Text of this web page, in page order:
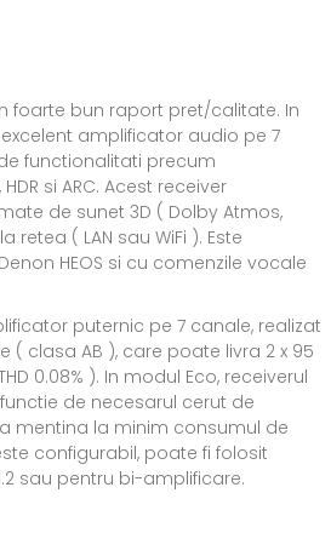
foarte bun raport pret/calitate. In
amplificator audio pe 7
functionalitati precum
si ARC. Acest receiver
de sunet 3D ( Dolby Atmos,
retea ( LAN sau WiFi ). Este
HEOS si cu comenzile vocale
puternic pe 7 canale, realizat
clasa AB ), care poate livra 2 x 95
0.08% ). In modul Eco, receiverul
de necesarul cerut de
mentina la minim consumul de
configurabil, poate fi folosit
sau pentru bi-amplificare.